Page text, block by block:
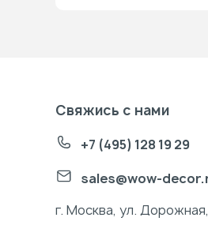
Свяжись с нами
+7 (495) 128 19 29
sales@wow-
г. Москва, ул.